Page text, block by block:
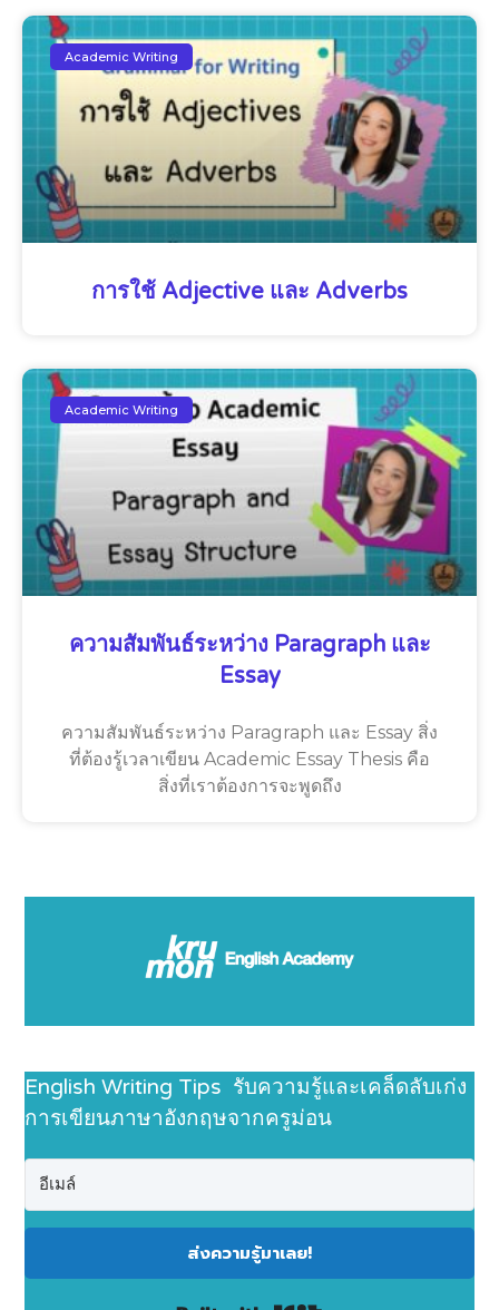
Academic Writing
การใช้ Adjective และ Adverbs
Academic Writing
ความสัมพันธ์ระหว่าง Paragraph และ
Essay
ความสัมพันธ์ระหว่าง Paragraph และ Essay สิ่ง
ที่ต้องรู้เวลาเขียน Academic Essay Thesis คือ
สิ่งที่เราต้องการจะพูดถึง
English Writing Tips รับความรู้และเคล็ดลับเก่ง
การเขียนภาษาอังกฤษจากครูม่อน
ส่งความรู้มาเลย!